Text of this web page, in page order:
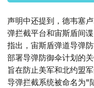
声明中还提到，德韦塞
弹拦截平台和宙斯盾间
指出，宙斯盾弹道导弹
部署导弹防御伞计划的
旨在防止美军和北约盟
导弹拦截系统被命名为"